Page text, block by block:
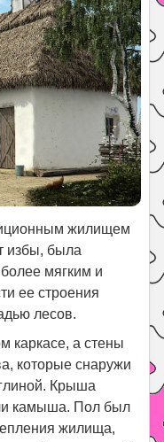
жилищем
избы, была
мягким и
ее строения
лесов.
каркасе, а стены
которые снаружи
Крыша
камыша. Пол был
жилища,